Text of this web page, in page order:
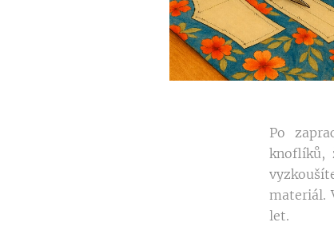
Po
knoflíků,
materiál.
let.